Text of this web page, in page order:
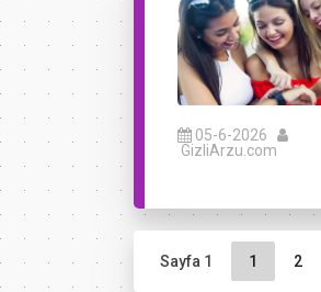
05-6-2026
GizliArzu.com
Sayfa gezinme
Sayfa 1 Geçerli
1 2